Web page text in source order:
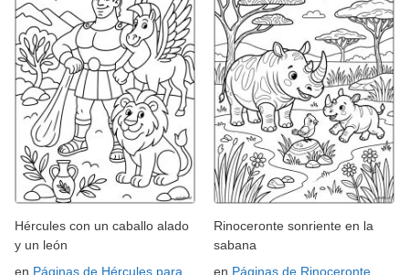
Hércules con un caballo alado
y un león
en Páginas de Hércules para
Rinoceronte sonriente en la
sabana
en Páginas de Rinoceronte